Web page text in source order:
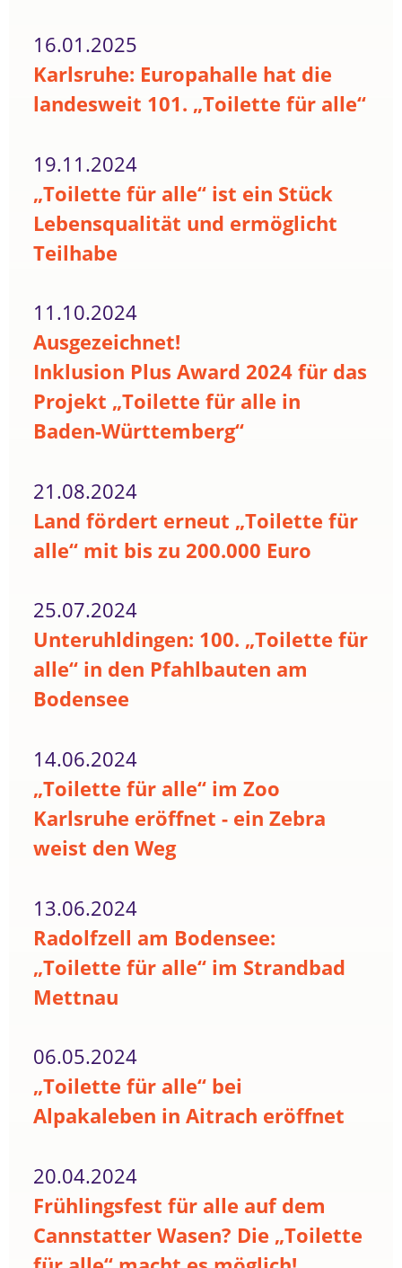
16.01.2025
Karlsruhe: Europahalle hat die
landesweit 101. „Toilette für alle“
19.11.2024
„Toilette für alle“ ist ein Stück
Lebensqualität und ermöglicht
Teilhabe
11.10.2024
Ausgezeichnet!
Inklusion Plus Award 2024 für das
Projekt „Toilette für alle in
Baden-Württemberg“
21.08.2024
Land fördert erneut „Toilette für
alle“ mit bis zu 200.000 Euro
25.07.2024
Unteruhldingen: 100. „Toilette für
alle“ in den Pfahlbauten am
Bodensee
14.06.2024
„Toilette für alle“ im Zoo
Karlsruhe eröffnet - ein Zebra
weist den Weg
13.06.2024
Radolfzell am Bodensee:
„Toilette für alle“ im Strandbad
Mettnau
06.05.2024
„Toilette für alle“ bei
Alpakaleben in Aitrach eröffnet
20.04.2024
Frühlingsfest für alle auf dem
Cannstatter Wasen? Die „Toilette